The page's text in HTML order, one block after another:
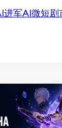
军AI微短剧